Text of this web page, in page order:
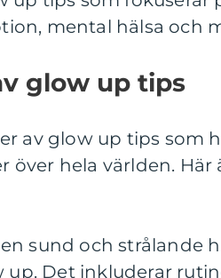
mental hälsa och
glow up tips
av glow up tips som
över hela världen. Här
sund och strålande
up. Det inkluderar